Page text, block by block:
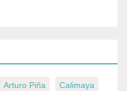
Arturo Piña Calimaya